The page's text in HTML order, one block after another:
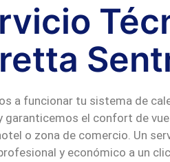
a funcionar tu sistema de
garanticemos el confort de
o zona de comercio. Un
y económico a un